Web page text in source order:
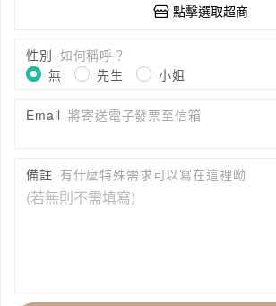
點擊選取超商
性別 如何稱呼？
無
先生 小姐
Email 將寄送電子發票至信箱
備註 有什麼特殊需求可以寫在這裡呦